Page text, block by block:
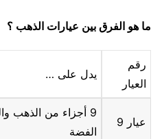
ما هو الفرق بين عيارات الذهب ؟
رقم
العيار
يدل على …
عيار 9
الفضة